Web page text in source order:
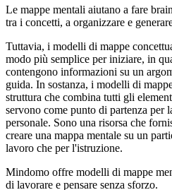
Le mappe mentali aiutano a fare
tra i concetti, a organizzare e
Tuttavia, i modelli di mappe
modo più semplice per iniziare, in
contengono informazioni su un
guida. In sostanza, i modelli di
struttura che combina tutti gli
servono come punto di partenza per
personale. Sono una risorsa che
creare una mappa mentale su un
lavoro che per l'istruzione.
Mindomo offre modelli di mappe
di lavorare e pensare senza sforzo.